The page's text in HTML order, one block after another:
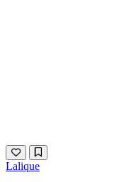
Lalique